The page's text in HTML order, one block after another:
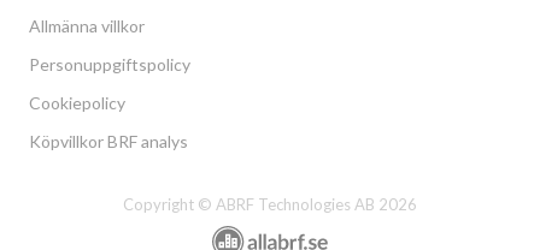
Allmänna villkor
Personuppgiftspolicy
Cookiepolicy
Köpvillkor BRF analys
Copyright © ABRF Technologies AB 2026